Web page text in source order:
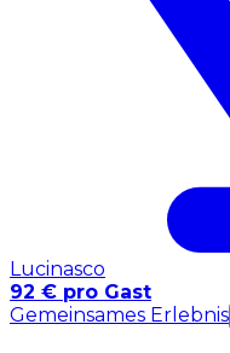
Lucinasco
92 € pro Gast
Gemeinsames Erlebnis